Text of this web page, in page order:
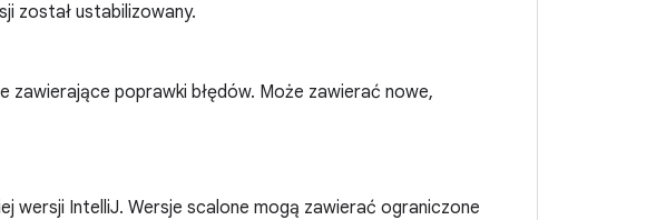
został ustabilizowany.
zawierające poprawki błędów. Może zawierać nowe,
wersji IntelliJ. Wersje scalone mogą zawierać ograniczone